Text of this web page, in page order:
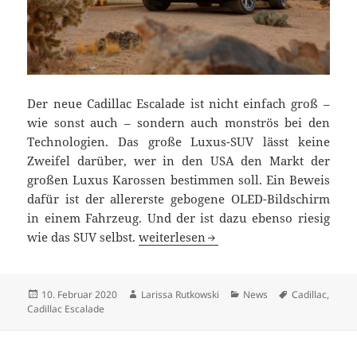
Der neue Cadillac Escalade ist nicht einfach groß –
wie sonst auch – sondern auch monströs bei den
Technologien. Das große Luxus-SUV lässt keine
Zweifel darüber, wer in den USA den Markt der
großen Luxus Karossen bestimmen soll. Ein Beweis
dafür ist der allererste gebogene OLED-Bildschirm
in einem Fahrzeug. Und der ist dazu ebenso riesig
wie das SUV selbst.2021 Cadillac Escalade: das Monster-
weiterlesen
Veröffentlicht
am
10. Februar 2020 Autor
Larissa Rutkowski Kategorien
News Schlagwörter
Cadillac,
Cadillac Escalade